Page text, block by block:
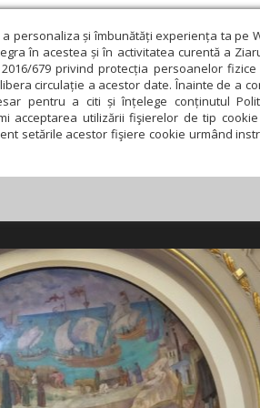
personaliza și îmbunătăți experiența ta pe
în acestea și în activitatea curentă a
679 privind protecția persoanelor
circulație a acestor date. Înainte de a
pentru a citi și înțelege conținutul
acceptarea utilizării fişierelor de tip
setările acestor fişiere cookie urmând